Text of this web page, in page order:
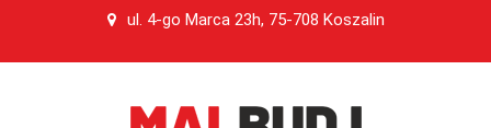
ul. 4-go Marca 23h, 75-708 Koszalin